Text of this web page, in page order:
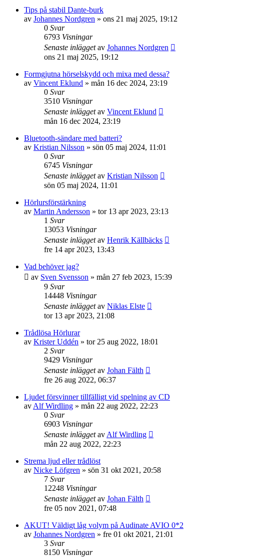
Tips på stabil Dante-burk
av Johannes Nordgren » ons 21 maj 2025, 19:12
0 Svar
6793 Visningar
Senaste inläggetav Johannes Nordgren
ons 21 maj 2025, 19:12
Formgjutna hörselskydd och mixa med dessa?
av Vincent Eklund » mån 16 dec 2024, 23:19
0 Svar
3510 Visningar
Senaste inläggetav Vincent Eklund
mån 16 dec 2024, 23:19
Bluetooth-sändare med batteri?
av Kristian Nilsson » sön 05 maj 2024, 11:01
0 Svar
6745 Visningar
Senaste inläggetav Kristian Nilsson
sön 05 maj 2024, 11:01
Hörlursförstärkning
av Martin Andersson » tor 13 apr 2023, 23:13
1 Svar
13053 Visningar
Senaste inläggetav Henrik Källbäcks
fre 14 apr 2023, 13:43
Vad behöver jag?
av Sven Svensson » mån 27 feb 2023, 15:39
9 Svar
14448 Visningar
Senaste inläggetav Niklas Elste
tor 13 apr 2023, 21:08
Trådlösa Hörlurar
av Krister Uddén » tor 25 aug 2022, 18:01
2 Svar
9429 Visningar
Senaste inläggetav Johan Fälth
fre 26 aug 2022, 06:37
Ljudet försvinner tillfälligt vid spelning av CD
av Alf Wirdling » mån 22 aug 2022, 22:23
0 Svar
6903 Visningar
Senaste inläggetav Alf Wirdling
mån 22 aug 2022, 22:23
Strema ljud eller trådlöst
av Nicke Löfgren » sön 31 okt 2021, 20:58
7 Svar
12248 Visningar
Senaste inläggetav Johan Fälth
fre 05 nov 2021, 07:48
AKUT! Väldigt låg volym på Audinate AVIO 0*2
av Johannes Nordgren » fre 01 okt 2021, 21:01
3 Svar
8150 Visningar